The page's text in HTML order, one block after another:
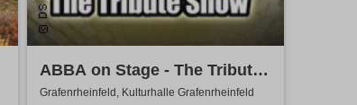
ABBA on Stage - The Tribute
Show
Grafenrheinfeld, Kulturhalle Grafenrheinfeld